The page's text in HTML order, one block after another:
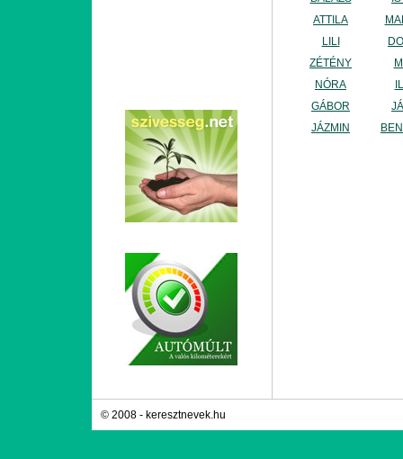
ATTILA
LILI
ZÉTÉNY
NÓRA
GÁBOR
JÁZMIN
© 2008 - keresztnevek.hu